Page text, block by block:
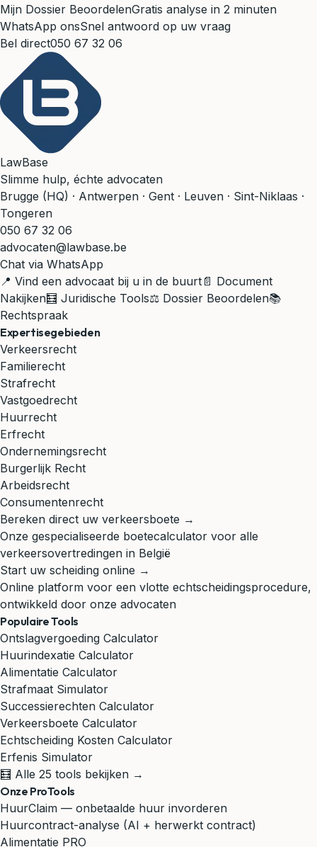
Mijn Dossier BeoordelenGratis analyse in 2 minuten
WhatsApp onsSnel antwoord op uw vraag
Bel direct050 67 32 06
LawBase
Slimme hulp, échte advocaten
Brugge (HQ) · Antwerpen · Gent · Leuven · Sint-Niklaas ·
Tongeren
050 67 32 06
advocaten@lawbase.be
Chat via WhatsApp
📍 Vind een advocaat bij u in de buurt 📄 Document
Nakijken🧮 Juridische Tools⚖️ Dossier Beoordelen📚
Rechtspraak
Expertisegebieden
Verkeersrecht
Familierecht
Strafrecht
Vastgoedrecht
Huurrecht
Erfrecht
Ondernemingsrecht
Burgerlijk Recht
Arbeidsrecht
Consumentenrecht
Bereken direct uw verkeersboete →
Onze gespecialiseerde boetecalculator voor alle
verkeersovertredingen in België
Start uw scheiding online →
Online platform voor een vlotte echtscheidingsprocedure,
ontwikkeld door onze advocaten
Populaire Tools
Ontslagvergoeding Calculator
Huurindexatie Calculator
Alimentatie Calculator
Strafmaat Simulator
Successierechten Calculator
Verkeersboete Calculator
Echtscheiding Kosten Calculator
Erfenis Simulator
🧮 Alle 25 tools bekijken →
Onze ProTools
HuurClaim — onbetaalde huur invorderen
Huurcontract-analyse (AI + herwerkt contract)
Alimentatie PRO